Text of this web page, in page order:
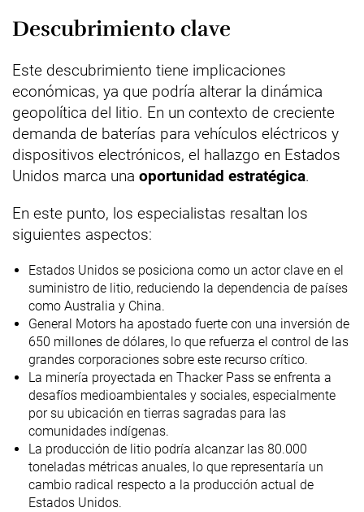
Descubrimiento clave
Este descubrimiento tiene implicaciones
económicas, ya que podría alterar la dinámica
geopolítica del litio. En un contexto de creciente
demanda de baterías para vehículos eléctricos y
dispositivos electrónicos, el hallazgo en Estados
Unidos marca una oportunidad estratégica.
En este punto, los especialistas resaltan los
siguientes aspectos:
Estados Unidos se posiciona como un actor clave en el
suministro de litio, reduciendo la dependencia de países
como Australia y China.
General Motors ha apostado fuerte con una inversión de
650 millones de dólares, lo que refuerza el control de las
grandes corporaciones sobre este recurso crítico.
La minería proyectada en Thacker Pass se enfrenta a
desafíos medioambientales y sociales, especialmente
por su ubicación en tierras sagradas para las
comunidades indígenas.
La producción de litio podría alcanzar las 80.000
toneladas métricas anuales, lo que representaría un
cambio radical respecto a la producción actual de
Estados Unidos.